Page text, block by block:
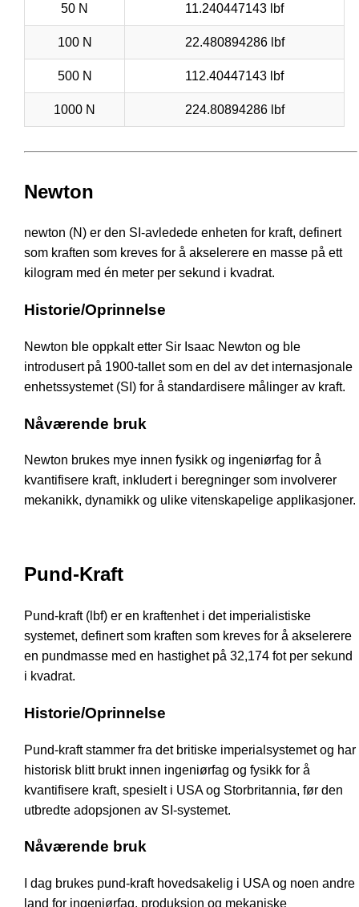
50 N 11.240447143 lbf
100 N 22.480894286 lbf
500 N 112.40447143 lbf
1000 N 224.80894286 lbf
Newton
newton (N) er den SI-avledede enheten for kraft, definert
som kraften som kreves for å akselerere en masse på ett
kilogram med én meter per sekund i kvadrat.
Historie/Oprinnelse
Newton ble oppkalt etter Sir Isaac Newton og ble
introdusert på 1900-tallet som en del av det internasjonale
enhetssystemet (SI) for å standardisere målinger av kraft.
Nåværende bruk
Newton brukes mye innen fysikk og ingeniørfag for å
kvantifisere kraft, inkludert i beregninger som involverer
mekanikk, dynamikk og ulike vitenskapelige applikasjoner.
Pund-Kraft
Pund-kraft (lbf) er en kraftenhet i det imperialistiske
systemet, definert som kraften som kreves for å akselerere
en pundmasse med en hastighet på 32,174 fot per sekund
i kvadrat.
Historie/Oprinnelse
Pund-kraft stammer fra det britiske imperialsystemet og har
historisk blitt brukt innen ingeniørfag og fysikk for å
kvantifisere kraft, spesielt i USA og Storbritannia, før den
utbredte adopsjonen av SI-systemet.
Nåværende bruk
I dag brukes pund-kraft hovedsakelig i USA og noen andre
land for ingeniørfag, produksjon og mekaniske